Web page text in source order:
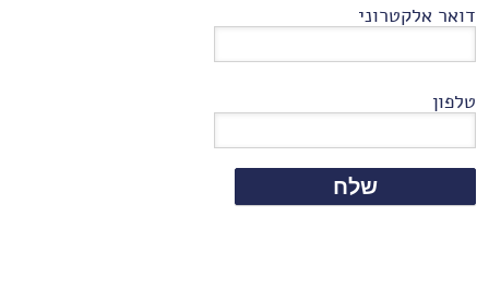
דואר אלקטרוני
טלפון